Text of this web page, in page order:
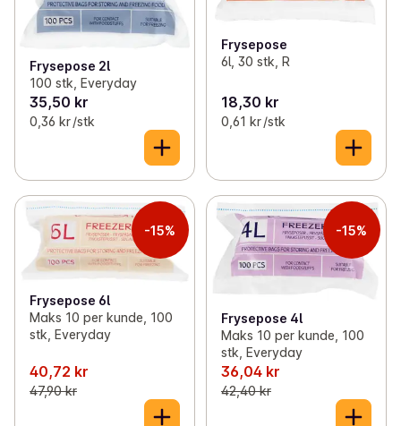
Frysepose 2l
100 stk, Everyday
35,50 kr
0,36 kr /stk
Frysepose
6l, 30 stk, R
18,30 kr
0,61 kr /stk
-15%
Frysepose 6l
Maks 10 per kunde, 100
stk, Everyday
40,72 kr
47,90 kr
-15%
Frysepose 4l
Maks 10 per kunde, 100
stk, Everyday
36,04 kr
42,40 kr